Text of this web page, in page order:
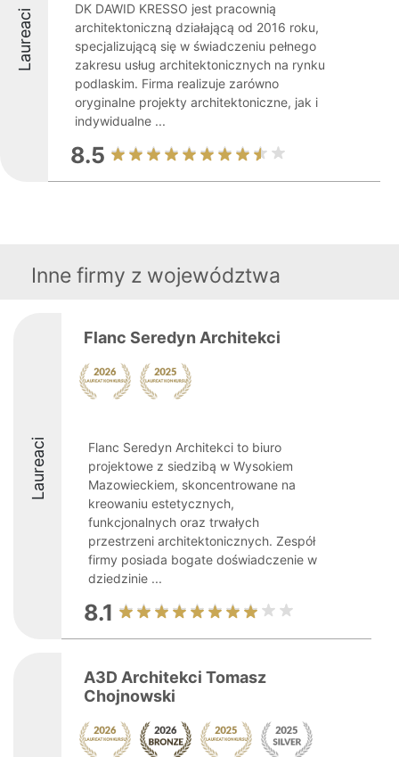
Laureaci
DK DAWID KRESSO jest pracownią
architektoniczną działającą od 2016 roku,
specjalizującą się w świadczeniu pełnego
zakresu usług architektonicznych na rynku
podlaskim. Firma realizuje zarówno
oryginalne projekty architektoniczne, jak i
indywidualne ...
8.5
Inne firmy z województwa
Laureaci
Flanc Seredyn Architekci
Flanc Seredyn Architekci to biuro
projektowe z siedzibą w Wysokiem
Mazowieckiem, skoncentrowane na
kreowaniu estetycznych,
funkcjonalnych oraz trwałych
przestrzeni architektonicznych. Zespół
firmy posiada bogate doświadczenie w
dziedzinie ...
8.1
A3D Architekci Tomasz
Chojnowski